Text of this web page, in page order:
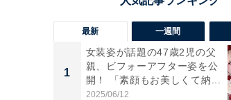
最新 一週間
1
女装姿が話題の47歳2児の父
親、ビフォーアフター姿を公
開！ 「素顔もお美しくて納...
2025/06/12